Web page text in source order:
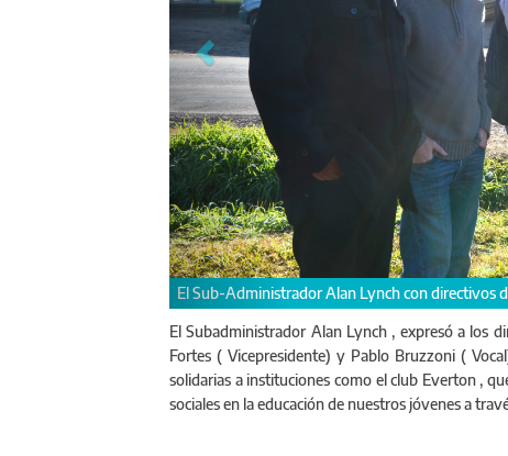
El Sub-Administrador Alan Lynch con directivos
El Subadministrador Alan Lynch , expresó a los
Fortes ( Vicepresidente) y Pablo Bruzzoni (
solidarias a instituciones como el club Everton ,
sociales en la educación de nuestros jóvenes a